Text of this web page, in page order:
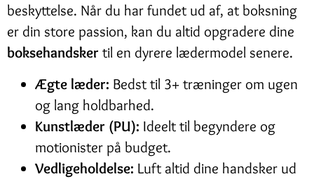
beskyttelse. Når du har fundet ud af, at boksning
er din store passion, kan du altid opgradere dine
boksehandsker til en dyrere lædermodel senere.
Ægte læder: Bedst til 3+ træninger om ugen
og lang holdbarhed.
Kunstlæder (PU): Ideelt til begyndere og
motionister på budget.
Vedligeholdelse: Luft altid dine handsker ud